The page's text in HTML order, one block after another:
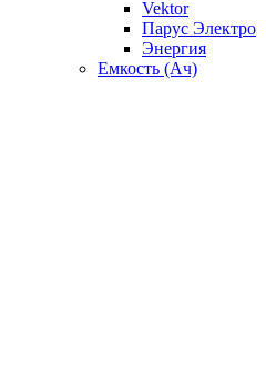
Vektor
Парус Электро
Энергия
Емкость (Ач)